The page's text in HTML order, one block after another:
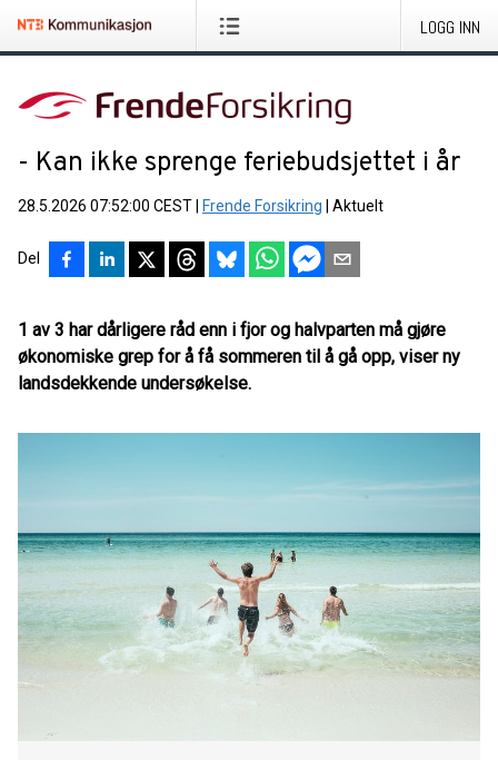
LOGG INN
- Kan ikke sprenge feriebudsjettet i år
28.5.2026 07:52:00 CEST Frende Forsikring Aktuelt
Del
1 av 3 har dårligere råd enn i fjor og halvparten må gjøre
økonomiske grep for å få sommeren til å gå opp, viser ny
landsdekkende undersøkelse.